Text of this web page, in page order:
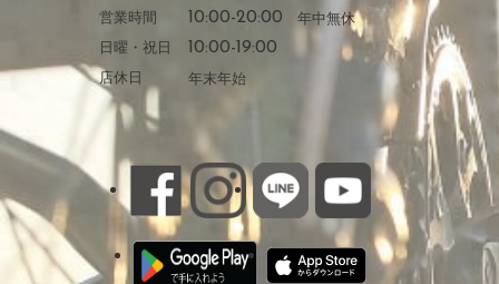
営業時間 10:00-20:00 年中無休
日曜・祝日
10:00-19:00
店休日 年末年始